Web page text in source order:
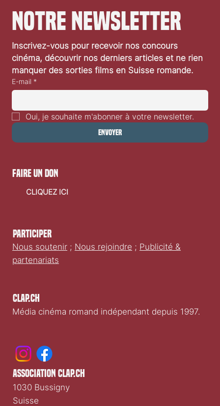
notre newsletter
Inscrivez-vous pour recevoir nos concours
cinéma, découvrir nos derniers articles et ne rien
manquer des sorties films en Suisse romande.
E-mail *
Oui, je souhaite m'abonner à votre newsletter.
Envoyer
Clap.ch
Média cinéma romand indépendant depuis 1997.
Participer
Nous soutenir ; Nous rejoindre ; Publicité &
partenariats
faire un don
CLIQUEZ ICI
association clap.ch
1030 Bussigny
Suisse